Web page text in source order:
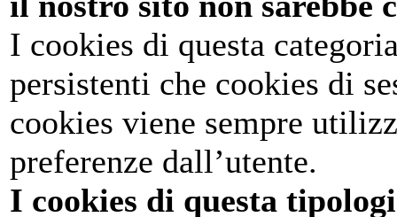
I cookies di questa
persistenti che cookies di
cookies viene sempre
preferenze dall’utente.
I cookies di questa